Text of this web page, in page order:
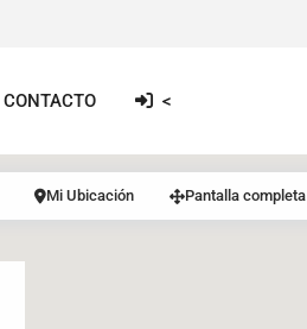
CONTACTO <
Mi Ubicación Pantalla completa